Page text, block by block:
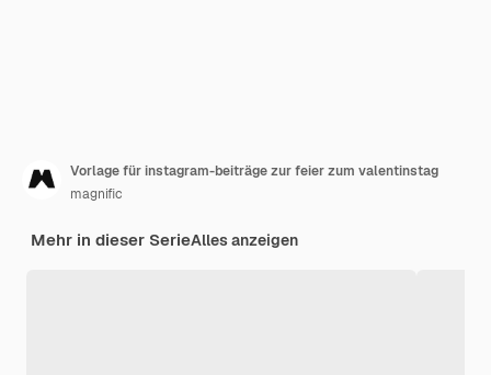
Vorlage für instagram-beiträge zur feier zum valentinstag
magnific
Mehr in dieser SerieAlles anzeigen